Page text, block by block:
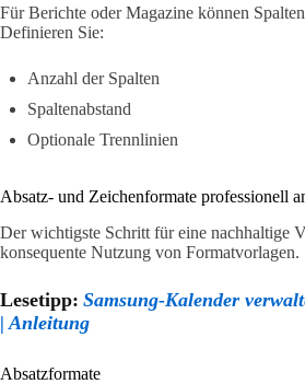
Für Berichte oder Magazine können
Definieren Sie:
Anzahl der Spalten
Spaltenabstand
Optionale Trennlinien
Absatz- und Zeichenformate professionell
Der wichtigste Schritt für eine nachhaltige
konsequente Nutzung von Formatvorlagen.
Lesetipp: Samsung-Kalender
| Anleitung
Absatzformate